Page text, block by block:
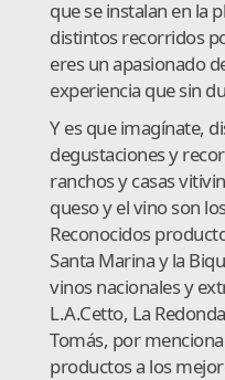
que se instalan en la
distintos recorridos
eres un apasionado
experiencia que sin
Y es que imagínate,
degustaciones y
ranchos y casas
queso y el vino son
Reconocidos
Santa Marina y la
vinos nacionales y
L.A.Cetto, La
Tomás, por
productos a los